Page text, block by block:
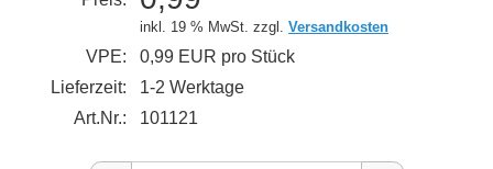
inkl. 19 % MwSt. zzgl. Versandkosten
VPE:
0,99 EUR pro Stück
Lieferzeit:
1-2 Werktage
Art.Nr.:
101121